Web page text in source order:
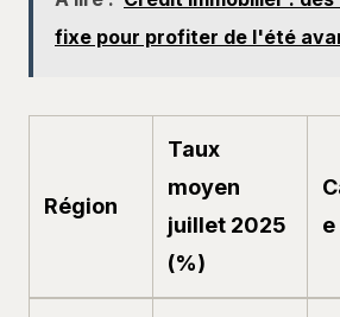
fixe pour profiter de l'été
Région
Taux
moyen
juillet 2025
(%)